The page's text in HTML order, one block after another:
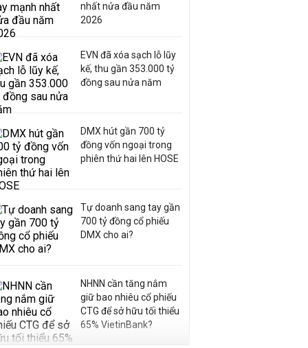
nhất nửa đầu năm
2026
EVN đã xóa sạch lỗ lũy
kế, thu gần 353.000 tỷ
đồng sau nửa năm
DMX hút gần 700 tỷ
đồng vốn ngoại trong
phiên thứ hai lên HOSE
Tự doanh sang tay gần
700 tỷ đồng cổ phiếu
DMX cho ai?
NHNN cần tăng nắm
giữ bao nhiêu cổ phiếu
CTG để sở hữu tối thiểu
65% VietinBank?